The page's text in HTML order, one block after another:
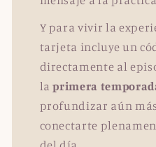
Y para vivir la
tarjeta incluye un
directamente al
laprimera
profundizar aún
conectarte